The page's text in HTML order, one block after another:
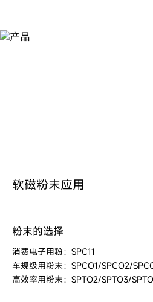
软磁粉末应用
粉末的选择
消费电子用粉：SPC11
车规级用粉末：SPCO1/SPCO2/
高效率用粉末：SPTO2/SPTO3/